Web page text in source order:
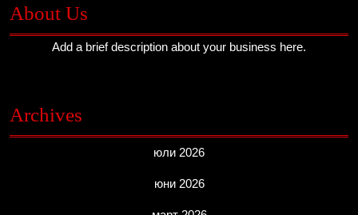
About Us
Add a brief description about your business here.
Archives
юли 2026
юни 2026